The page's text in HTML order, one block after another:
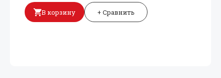
В корзину + Сравнить